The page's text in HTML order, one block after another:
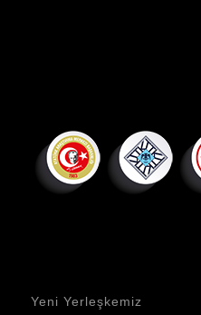
Yeni Yerleşkemiz